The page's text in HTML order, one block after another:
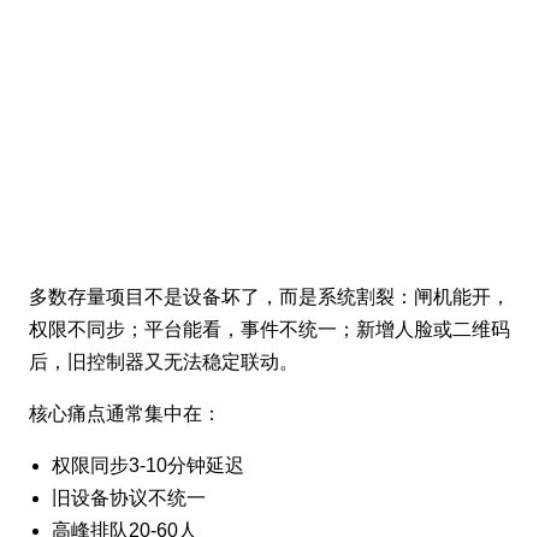
多数存量项目不是设备坏了，而是系统割裂：闸机能开，
权限不同步；平台能看，事件不统一；新增人脸或二维码
后，旧控制器又无法稳定联动。
核心痛点通常集中在：
权限同步3-10分钟延迟
旧设备协议不统一
高峰排队20-60人